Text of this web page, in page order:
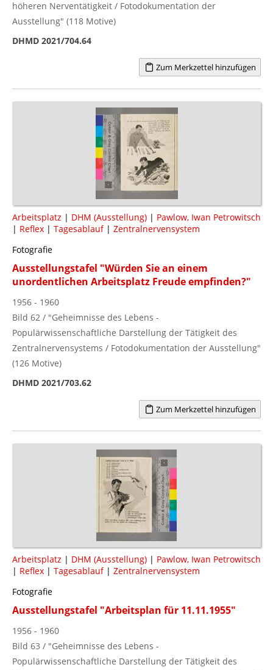
höheren Nerventätigkeit / Fotodokumentation der
Ausstellung" (118 Motive)
DHMD 2021/704.64
Zum Merkzettel hinzufügen
Arbeitsplatz | DHM (Ausstellung) | Pawlow, Iwan Petrowitsch
| Reflex | Tagesablauf| Zentralnervensystem
Fotografie
Ausstellungstafel "Würden Sie an einem
unordentlichen Arbeitsplatz Freude empfinden?"
1956 - 1960
Bild 62 / "Geheimnisse des Lebens -
Populärwissenschaftliche Darstellung der Tätigkeit des
Zentralnervensystems / Fotodokumentation der Ausstellung"
(126 Motive)
DHMD 2021/703.62
Zum Merkzettel hinzufügen
Arbeitsplatz | DHM (Ausstellung) | Pawlow, Iwan Petrowitsch
| Reflex | Tagesablauf| Zentralnervensystem
Fotografie
Ausstellungstafel "Arbeitsplan für 11.11.1955"
1956 - 1960
Bild 63 / "Geheimnisse des Lebens -
Populärwissenschaftliche Darstellung der Tätigkeit des